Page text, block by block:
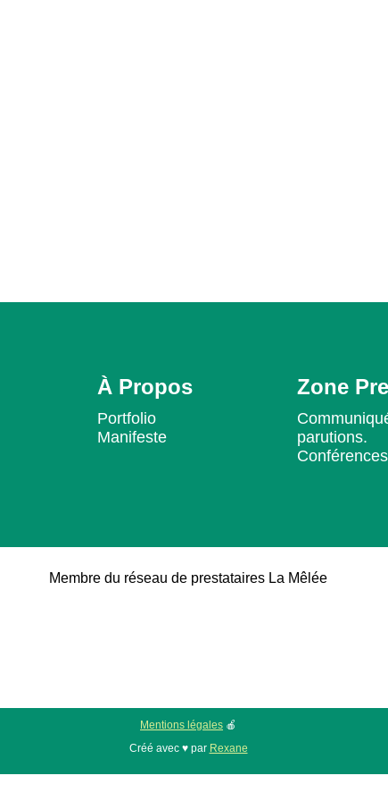
À Propos
Portfolio
Manifeste
Zone
parutions.
Conférences
Membre du réseau de prestataires La Mêlée
Mentions légales 🍎
Créé avec ♥ par Rexane